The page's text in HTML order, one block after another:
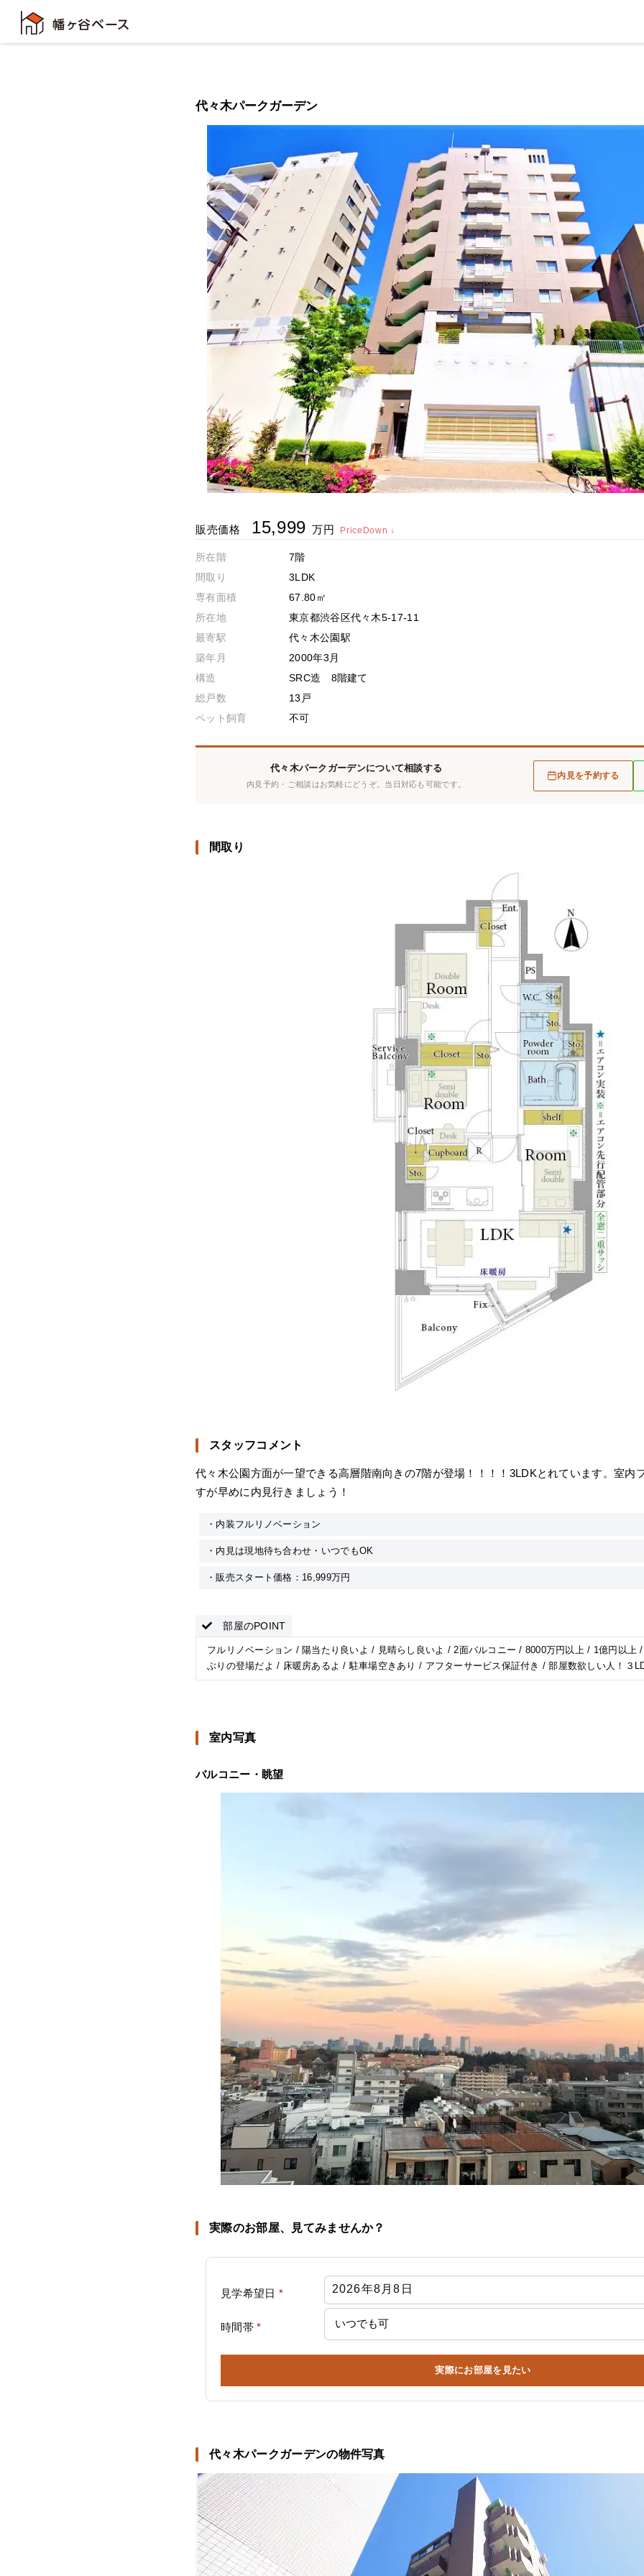
代々木パークガーデン
販売価格 15,999 万円 PriceDown ↓
所在階
7階
間取り
3LDK
専有面積
67.80㎡
所在地
東京都渋谷区代々木5-17-11
最寄駅
代々木公園駅
築年月
2000年3月
構造
SRC造 8階建て
総戸数
13戸
ペット飼育
不可
代々木パークガーデンについて相談する
内見予約・ご相談はお気軽にどうぞ。当日対応も可能です。
内見を予約する
間取り
スタッフコメント
代々木公園方面が一望できる高層階南向きの7階が登場！！！！3LDKとれています。室内
すが早めに内見行きましょう！
・内装フルリノベーション
・内見は現地待ち合わせ・いつでもOK
・販売スタート価格：16,999万円
部屋のPOINT
フルリノベーション / 陽当たり良いよ / 見晴らし良いよ / 2面バルコニー / 8000万円以上 / 1億円以上
ぶりの登場だよ / 床暖房あるよ / 駐車場空きあり / アフターサービス保証付き / 部屋数欲しい人！３
室内写真
バルコニー・眺望
実際のお部屋、見てみませんか？
見学希望日 *
時間帯*
実際にお部屋を見たい
代々木パークガーデンの物件写真